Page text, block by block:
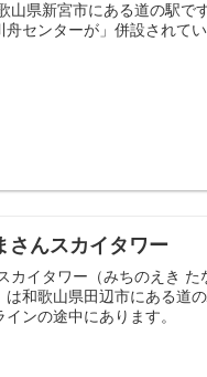
山県新宮市にある道の駅で
センターが」併設されてい
さんスカイタワー
カイタワー（みちのえき た
は和歌山県田辺市にある道
ンの途中にあります。